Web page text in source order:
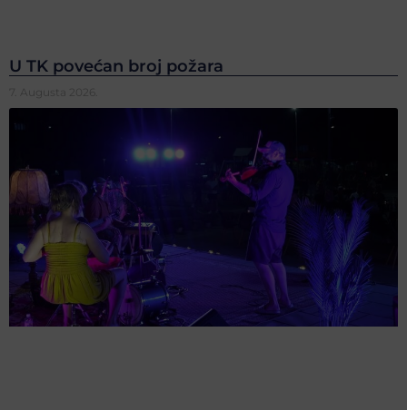
U TK povećan broj požara
7. Augusta 2026.